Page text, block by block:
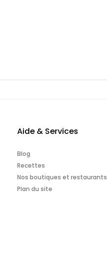
Aide & Services
Blog
Recettes
Nos boutiques et restaurants
Plan du site